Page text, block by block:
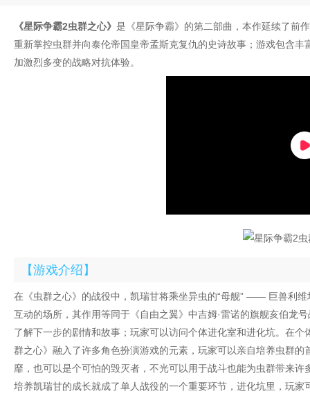
《星际争霸2虫群之心》 是《星际争霸》的第二部曲，本作延续了前
重新掌控虫群并向泰伦帝国皇帝孟斯克复仇的史诗故事；游戏包含
加激烈多变的战略对抗体验。
【游戏介绍】
在《虫群之心》的战役中，凯瑞甘将乘坐异虫的“母舰” —— 巨兽利
互动的场所，其作用等同于《自由之翼》中吉姆·雷诺的旗舰亥伯龙
了解下一步的剧情和故事；玩家可以访问个体进化室和进化坑。在
群之心》融入了许多角色扮演游戏的元素，玩家可以亲自培养虫群
靡，也可以是个可怕的毁灭者，不光可以用于战斗也能为虫群带来
培养凯瑞甘的成长就成了单人战役的一个重要环节，进化坑里，玩